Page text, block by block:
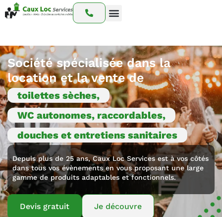
Société spécialisée dans la
location et la vente de
toilettes sèches,
WC autonomes, raccordables,
douches et entretiens sanitaires
Depuis plus de 25 ans, Caux Loc Services est à vos côtés
dans tous vos évènements en vous proposant une large
gamme de produits adaptables et fonctionnels.
Devis gratuit Je découvre